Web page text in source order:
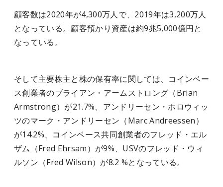
顧客数は2020年が4,300万人で、2019年は3,200万人
となっている。顧客預かり資産は約9兆5,000億円と
なっている。
そして主要株主と株の保有率に関しては、コインベー
ス創業者のブライアン・アームストロング（Brian
Armstrong）が21.7%、アンドリーセン・ホロウィッ
ツのマーク・アンドリーセン（Marc Andreessen）
が14.2%、コインベース共同創業者のフレッド・エル
ザム（Fred Ehrsam）が9%、USVのフレッド・ウィ
ルソン（Fred Wilson）が8.2 %となっている。